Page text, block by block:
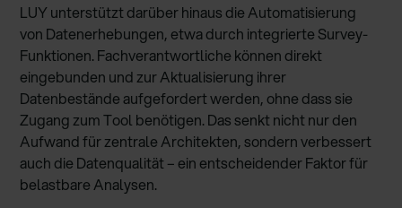
LUY unterstützt darüber hinaus die Automatisierung
von Datenerhebungen, etwa durch integrierte Survey-
Funktionen. Fachverantwortliche können direkt
eingebunden und zur Aktualisierung ihrer
Datenbestände aufgefordert werden, ohne dass sie
Zugang zum Tool benötigen. Das senkt nicht nur den
Aufwand für zentrale Architekten, sondern verbessert
auch die Datenqualität – ein entscheidender Faktor für
belastbare Analysen.